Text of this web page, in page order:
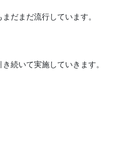
だまだ流行しています。
続いて実施していきます。